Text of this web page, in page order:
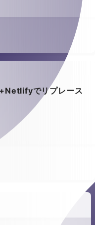
でリプレース